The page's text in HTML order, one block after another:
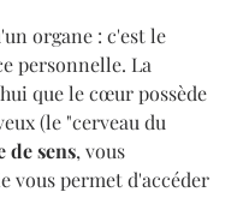
organe : c'est le
personnelle. La
que le cœur possède
(le "cerveau du
de sens, vous
vous permet d'accéder